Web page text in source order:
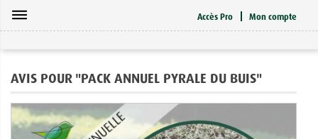
dehaze Accès Pro Mon compte
AVIS POUR "PACK ANNUEL PYRALE DU BUIS"